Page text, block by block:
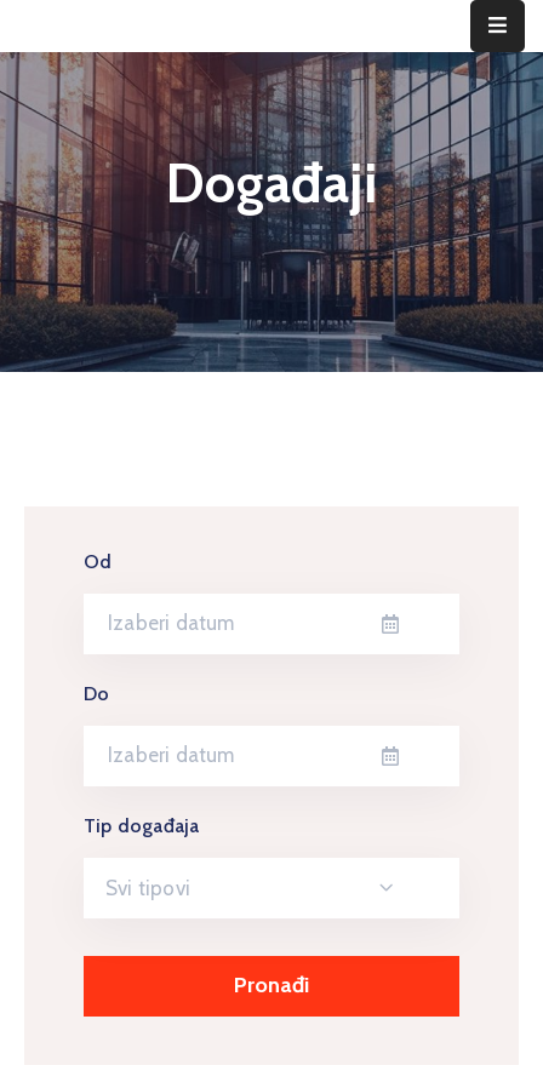
ID
Vogošće
Privreda
Vogošća
Poslovanje
Investiranje
Događaji
Home Događaji
Od
Do
Tip događaja
Svi tipovi